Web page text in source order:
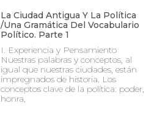
La Ciudad Antigua Y La Política
/Una Gramática Del Vocabulario
Político. Parte 1
I. Experiencia y Pensamiento
Nuestras palabras y conceptos, al
igual que nuestras ciudades, están
impregnados de historia. Los
conceptos clave de la política: poder,
honra,